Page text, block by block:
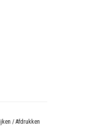
/ Afdrukken